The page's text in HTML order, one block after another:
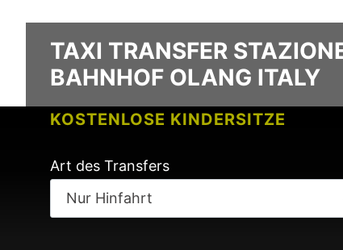
KOSTENLOSE KINDERSITZE
KEINE GEBÜHREN BEI
TAXI TRANSFER
BAHNHOF OLANG ITALY
Art des Transfers